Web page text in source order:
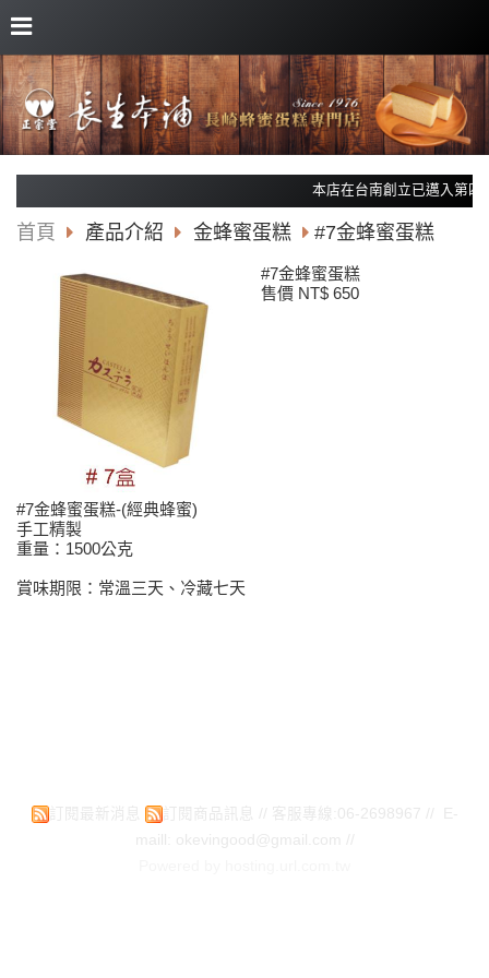
本店在台南創立已邁入第四
首頁 產品介紹 金蜂蜜蛋糕 #7金蜂蜜蛋糕
#7金蜂蜜蛋糕
售價 NT$ 650
#7金蜂蜜蛋糕-(經典蜂蜜)
手工精製
重量：1500公克
賞味期限：常溫三天、冷藏七天
訂閱最新消息 訂閱商品訊息